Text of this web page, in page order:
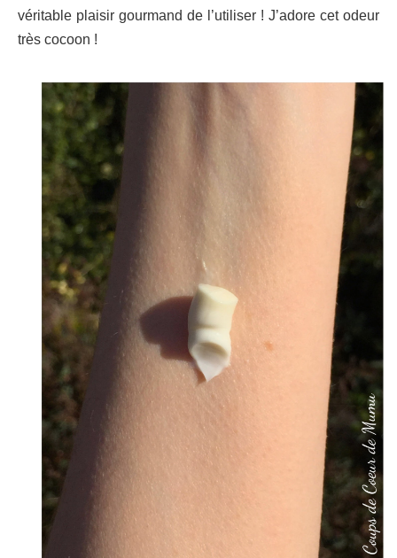
véritable plaisir gourmand de l’utiliser ! J’adore cet odeur
très cocoon !